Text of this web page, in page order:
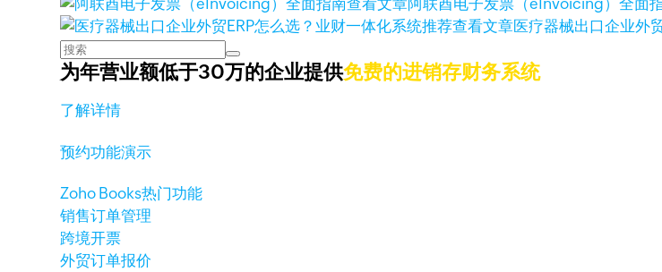
查看文章阿联酋电子发票（eInvoicing）全面
查看文章医疗器械出口企业外
为年营业额低于30万的企业提供免费的进销存财务系统
了解详情
预约功能演示
Zoho Books热门功能
销售订单管理
跨境开票
外贸订单报价